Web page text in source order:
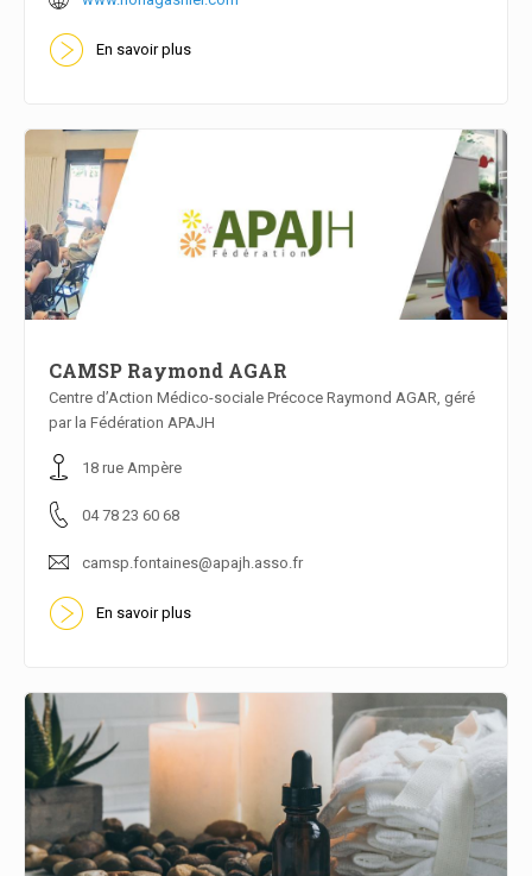
En savoir plus
CAMSP Raymond AGAR
Centre d’Action Médico-sociale Précoce Raymond AGAR, géré
par la Fédération APAJH
18 rue Ampère
04 78 23 60 68
camsp.fontaines@apajh.asso.fr
En savoir plus